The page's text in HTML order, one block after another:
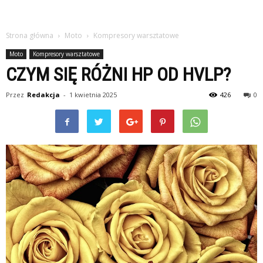
Strona główna Moto Kompresory warsztatowe
Moto Kompresory warsztatowe
CZYM SIĘ RÓŻNI HP OD HVLP?
Przez Redakcja - 1 kwietnia 2025 0
426